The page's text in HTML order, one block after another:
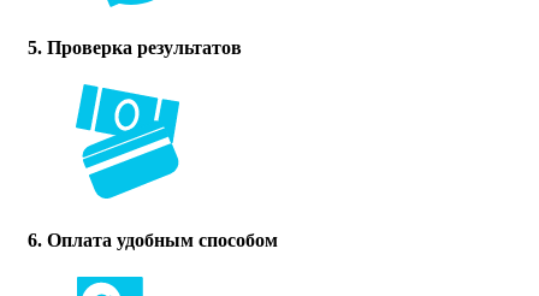
5. Проверка результатов
6. Оплата удобным способом